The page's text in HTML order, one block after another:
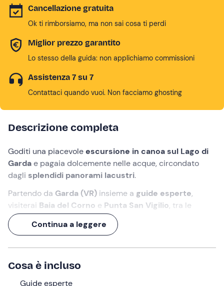
esserci, di lasciarsi sorprendere e di staccare un
momento per sentirsi vivi davvero.
Cancellazione gratuita
Ok ti rimborsiamo, ma non sai cosa ti perdi
Miglior prezzo garantito
Lo stesso della guida: non applichiamo commissioni
Assistenza 7 su 7
Contattaci quando vuoi. Non facciamo ghosting
Descrizione completa
Goditi una piacevoleescursione in canoa sul Lago di
Gardae pagaia dolcemente nelle acque, circondato
dagli splendidi panorami lacustri.
Partendo da Garda (VR) insieme a guide esperte,
visiterai Baia del Corno e Punta San Vigilio, tra le
località più suggestive del versante veronese.
Non sei mai andato in canoa? Nessun problema! Prima di
partire svolgerai unalezione introduttivae imparerai le
tecniche base
tranquillità.
Continua a leggere
Cosa è incluso
Guide esperte